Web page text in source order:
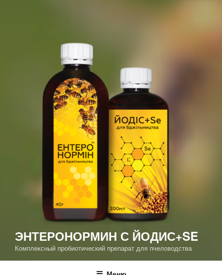
ЭНТЕРОНОРМИН С ЙОДИС+SE
Комплексный пробиотический препарат для пчеловодства